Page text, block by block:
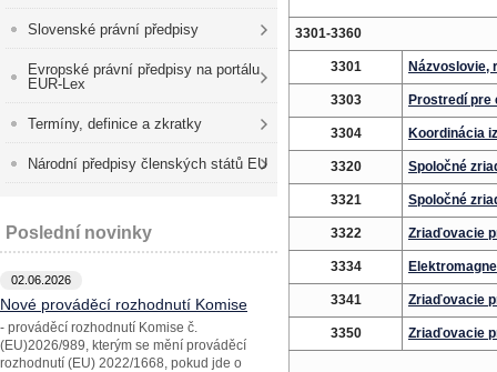
Slovenské právní předpisy
Evropské právní předpisy na portálu
EUR-Lex
Termíny, definice a zkratky
Národní předpisy členských států EU
Poslední novinky
02.06.2026
Nové prováděcí rozhodnutí Komise
- prováděcí rozhodnutí Komise č.
(EU)2026/989, kterým se mění prováděcí
rozhodnutí (EU) 2022/1668, pokud jde o
3301-3360
3301 Názvoslovie,
3303 Prostredí pre
3304 Koordinácia
3320 Spoločné
3321 Spoločné
3322 Zriaďovacie
3334
3341 Zriaďovacie
3350 Zriaďovacie